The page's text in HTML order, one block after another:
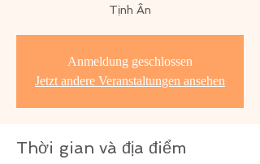
Tịnh Ân
Anmeldung geschlossen
Jetzt andere Veranstaltungen ansehen
Thời gian và địa điểm